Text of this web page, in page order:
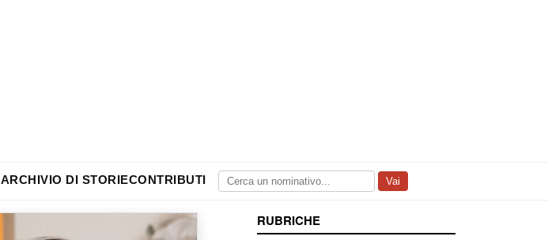
ARCHIVIO DI STORIECONTRIBUTI Vai
RUBRICHE